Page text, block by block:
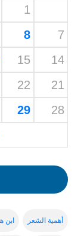
1
7
8
14
15
21
22
28
29
أهمية الشعر ابن